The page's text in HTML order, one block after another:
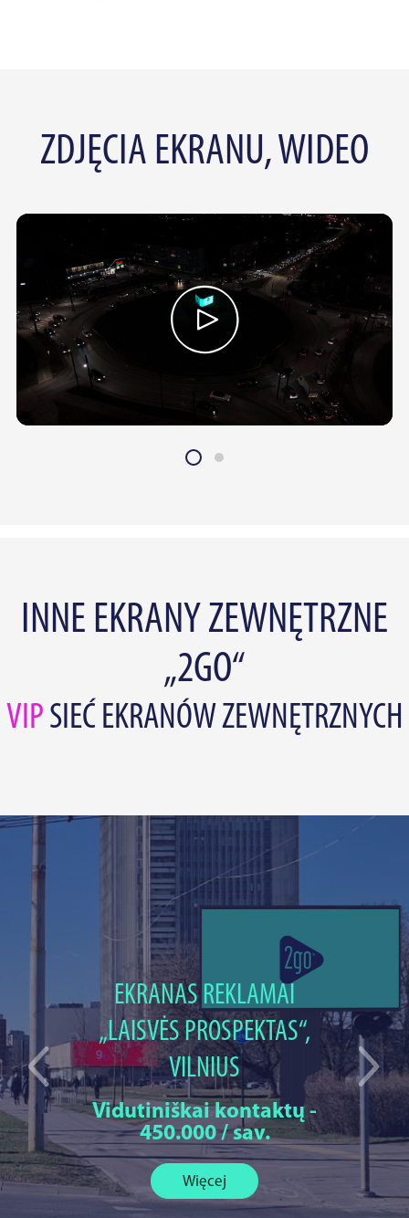
ZDJĘCIA EKRANU, WIDEO
INNE EKRANY ZEWNĘTRZNE
„2GO“
VIP SIEĆ EKRANÓW ZEWNĘTRZNYCH
EKRANAS REKLAMAI
„LAISVĖS PROSPEKTAS“,
VILNIUS
Vidutiniškai kontaktų -
450.000 / sav.
Więcej